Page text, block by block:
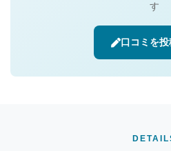
す
口コミを投